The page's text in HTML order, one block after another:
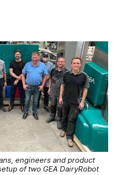
engineers and product
of two GEA DairyRobot